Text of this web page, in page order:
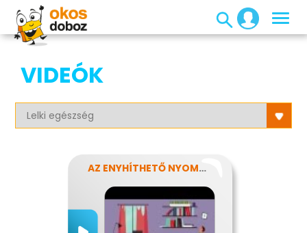
VIDEÓK
AZ ENYHÍTHETŐ NYOMÁS - STRESSZ